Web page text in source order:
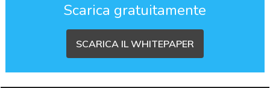
Scarica gratuitamente
SCARICA IL WHITEPAPER